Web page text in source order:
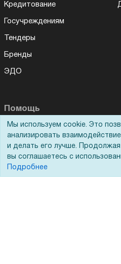
Кредитование
Госучреждениям
Тендеры
Бренды
ЭДО
Помощь
Реквизиты
Гарантии и возврат
Мы используем cookie. Это
анализировать
и делать его лучше. Продолжая
вы соглашаетесь с
Подробнее